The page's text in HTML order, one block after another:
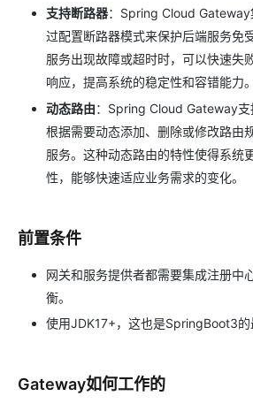
支持断路器：Spring Cloud
过配置断路器模式来保护后端服务免
服务出现故障或超时时，可以快速失
响应，提高系统的稳定性和容错能力。
动态路由：Spring Cloud Gateway支
根据需要动态添加、删除或修改路由
服务。这种动态路由的特性使得系统
性，能够快速适应业务需求的变化。
前置条件
网关和服务提供者都需要集成注册中
衡。
使用JDK17+，这也是SpringBoot3的
Gateway如何工作的